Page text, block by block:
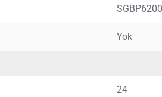
SGBP6200
Yok
24